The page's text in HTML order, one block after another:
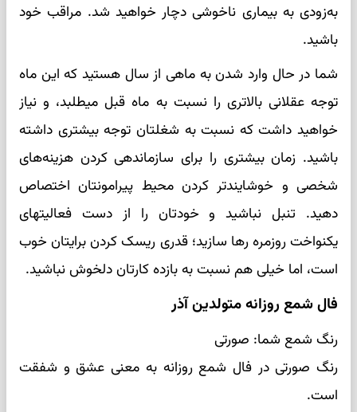
به‌زودی به بیماری ناخوشی دچار خواهید شد. مراقب خود
باشید.
شما در حال وارد شدن به ماهی از سال هستید که این ماه
توجه عقلانی بالاتری را نسبت به ماه قبل میطلبد، و نیاز
خواهید داشت که نسبت به شغلتان توجه بیشتری داشته
باشید. زمان بیشتری را برای سازماندهی کردن هزینه‌های
شخصی و خوشایندتر کردن محیط پیرامونتان اختصاص
دهید. تنبل نباشید و خودتان را از دست فعالیتهای
یکنواخت روزمره رها سازید؛ قدری ریسک کردن برایتان خوب
است، اما خیلی هم نسبت به بازده کارتان دلخوش نباشید.
فال شمع روزانه متولدین آذر
رنگ شمع شما: صورتی
رنگ صورتی در فال شمع روزانه به معنی عشق و شفقت
است.